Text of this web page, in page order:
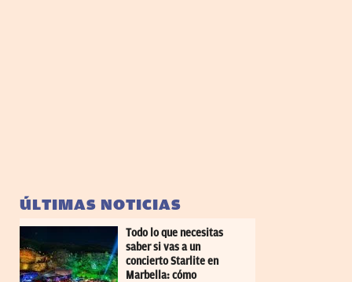
ÚLTIMAS NOTICIAS
Todo lo que necesitas
saber si vas a un
concierto Starlite en
Marbella: cómo